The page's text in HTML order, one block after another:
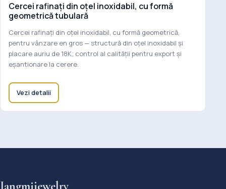
Cercei rafinați din oțel inoxidabil, cu formă
geometrică tubulară
Cercei rafinați din oțel inoxidabil, cu formă geometrică,
pentru vânzare en gros — structură din oțel inoxidabil și
placare auriu de 18K; control al calității pentru export și
eșantionare la cerere.
Vezi detalii